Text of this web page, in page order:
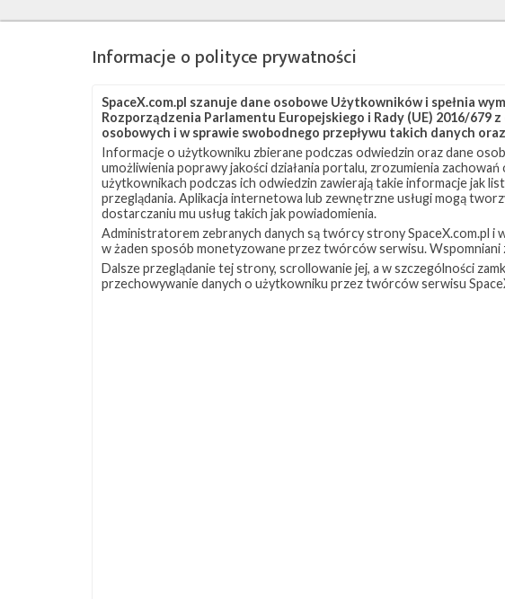
Informacje o polityce prywatności
SpaceX.com.pl szanuje dane osobowe Użytkowników i spełnia
Rozporządzenia Parlamentu Europejskiego i Rady (UE) 2016/
osobowych i w sprawie swobodnego przepływu takich danych
Informacje o użytkowniku zbierane podczas odwiedzin oraz dane
umożliwienia poprawy jakości działania portalu, zrozumienia
użytkownikach podczas ich odwiedzin zawierają takie informacje jak
przeglądania. Aplikacja internetowa lub zewnętrzne usługi mogą
dostarczaniu mu usług takich jak powiadomienia.
Administratorem zebranych danych są twórcy strony SpaceX.com.pl i
w żaden sposób monetyzowane przez twórców serwisu. Wspomniani
Dalsze przeglądanie tej strony, scrollowanie jej, a w szczególności
przechowywanie danych o użytkowniku przez twórców serwisu